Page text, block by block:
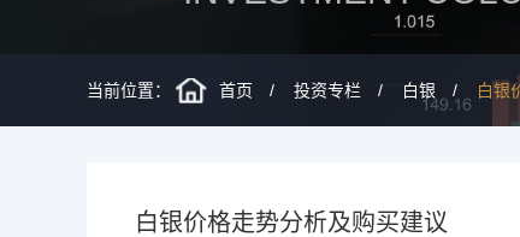
当前位置： 首页 投资专栏 白银 白银
​ 白银价格走势分析及购买建议